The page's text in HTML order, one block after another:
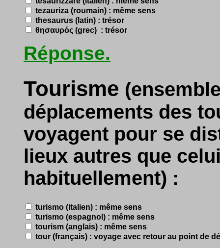
tezauriza (roumain) : même sens
thesaurus (latin) : trésor
θησαυρός (grec) : trésor
Réponse.
Tourisme
déplacements des
voyagent pour se
lieux autres que
habituellement) :
turismo (italien) : même sens
turismo (espagnol) : même sens
tourism (anglais) : même sens
tour (français) : voyage avec retour au point de